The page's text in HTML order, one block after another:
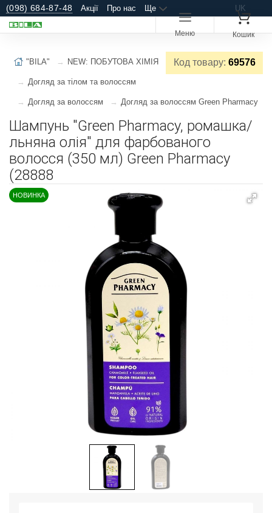
(098) 684-87-48 Акції Про нас Ще UK
Меню Кошик
Код товару: 69576
"BILA" NEW: ПОБУТОВА ХІМІЯ
Догляд за тілом та волоссям
Догляд за волоссям Догляд за волоссям Green Pharmacy
Шампунь "Green Pharmacy, ромашка/
льняна олія" для фарбованого
волосся (350 мл) Green Pharmacy
(28888
НОВИНКА